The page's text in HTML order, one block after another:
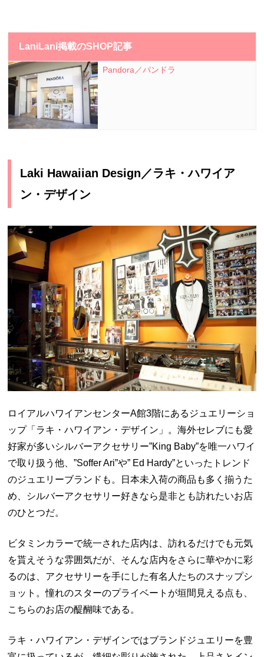
LaniLani掲載のSHOP記事
Pandora／パンドラ
Laki Hawaiian Design ／ラキ・ハワイア
ン・デザイン
ロイアルハワイアンセンターA館3階にあるジュエリーショ
ップ「ラキ・ハワイアン・デザイン」。海外セレブにも愛
好家が多いシルバーアクセサリー”King Baby”を唯一ハワイ
で取り扱う他、”Soffer Ari”や” Ed Hardy”といったトレンド
のジュエリーブランドも。日本未入荷の商品も多く揃うた
め、シルバーアクセサリー好きなら是非とも訪れたいお店
のひとつだ。
ビタミンカラーで統一された店内は、訪れるだけでも元気
を貰えそうな雰囲気だが、そんな店内をさらに華やかに彩
るのは、アクセサリーを手にした有名人たちのスナップシ
ョット。憧れのスターのプライベートが垣間見える点も、
こちらのお店の醍醐味である。
ラキ・ハワイアン・デザインではブランドジュエリーを豊